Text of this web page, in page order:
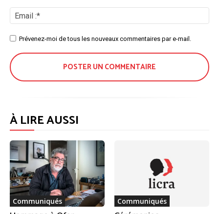
:*
SitePrévenez-moi de tous les nouveaux commentaires par e-mail.
À LIRE AUSSI
Communiqués Communiqués